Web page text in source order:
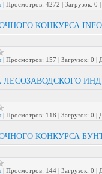
| Просмотров: 4272 | Загрузок: 0 |
КОНКУРСА
| Просмотров: 157 | Загрузок: 0 |
| Просмотров: 118 | Загрузок: 0 |
КОНКУРСА
| Просмотров: 144 | Загрузок: 0 |